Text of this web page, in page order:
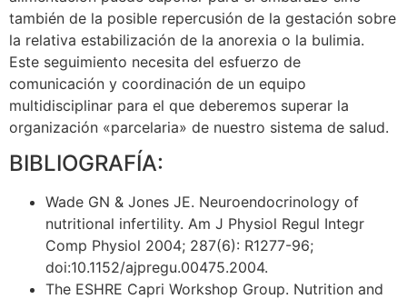
también de la posible repercusión de la gestación sobre
la relativa estabilización de la anorexia o la bulimia.
Este seguimiento necesita del esfuerzo de
comunicación y coordinación de un equipo
multidisciplinar para el que deberemos superar la
organización «parcelaria» de nuestro sistema de salud.
BIBLIOGRAFÍA:
Wade GN & Jones JE. Neuroendocrinology of
nutritional infertility. Am J Physiol Regul Integr
Comp Physiol 2004; 287(6): R1277-96;
doi:10.1152/ajpregu.00475.2004.
The ESHRE Capri Workshop Group. Nutrition and